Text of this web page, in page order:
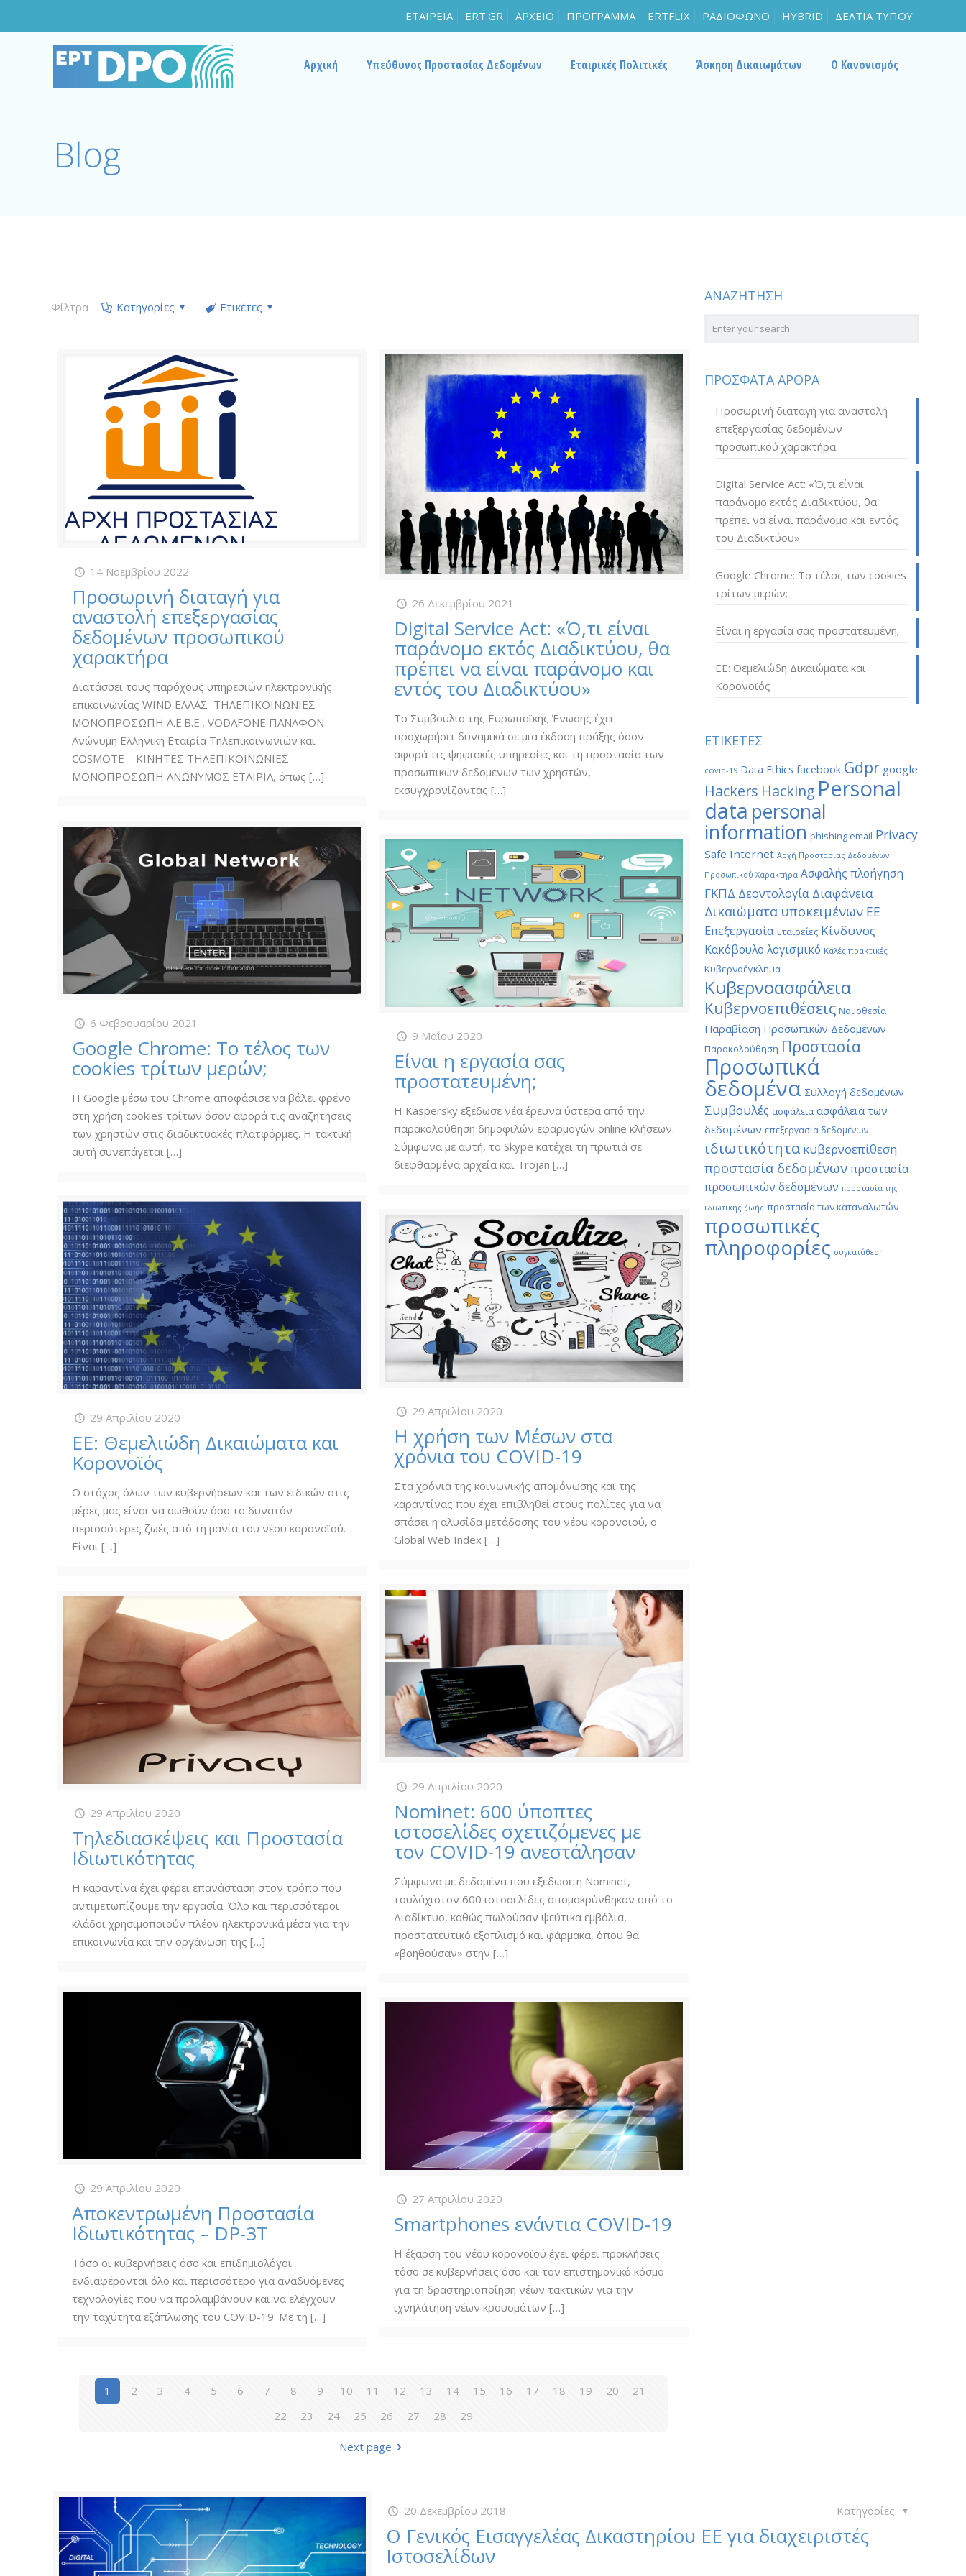
ΕΤΑΙΡΕΙΑ ERT.GR ΑΡΧΕΙΟ ΠΡΟΓΡΑΜΜΑ ERTFLIX ΡΑΔΙΟΦΩΝΟ HYBRID ΔΕΛΤΙΑ ΤΥΠΟΥ
Αρχική Υπεύθυνος Προστασίας Δεδομένων Εταιρικές Πολιτικές Άσκηση Δικαιωμάτων Ο Κανονισμός
Blog
Φίλτρα Κατηγορίες Ετικέτες
14 Νοεμβρίου 2022
Προσωρινή διαταγή για
αναστολή επεξεργασίας
δεδομένων προσωπικού
χαρακτήρα
Διατάσσει τους παρόχους υπηρεσιών ηλεκτρονικής
επικοινωνίας WIND ΕΛΛΑΣ ΤΗΛΕΠΙΚΟΙΝΩΝΙΕΣ
ΜΟΝΟΠΡΟΣΩΠΗ Α.Ε.Β.Ε., VODAFONE ΠΑΝΑΦΟΝ
Ανώνυμη Ελληνική Εταιρία Τηλεπικοινωνιών και
COSMOTE – ΚΙΝΗΤΕΣ ΤΗΛΕΠΙΚΟΙΝΩΝΙΕΣ
ΜΟΝΟΠΡΟΣΩΠΗ ΑΝΩΝΥΜΟΣ ΕΤΑΙΡΙΑ, όπως […]
26 Δεκεμβρίου 2021
Digital Service Act: «Ό,τι είναι
παράνομο εκτός Διαδικτύου, θα
πρέπει να είναι παράνομο και
εντός του Διαδικτύου»
Το Συμβούλιο της Ευρωπαϊκής Ένωσης έχει
προχωρήσει δυναμικά σε μια έκδοση πράξης όσον
αφορά τις ψηφιακές υπηρεσίες και τη προστασία των
προσωπικών δεδομένων των χρηστών,
εκσυγχρονίζοντας […]
6 Φεβρουαρίου 2021
Google Chrome: Το τέλος των
cookies τρίτων μερών;
Η Google μέσω του Chrome αποφάσισε να βάλει φρένο
στη χρήση cookies τρίτων όσον αφορά τις αναζητήσεις
των χρηστών στις διαδικτυακές πλατφόρμες. Η τακτική
αυτή συνεπάγεται […]
9 Μαΐου 2020
Είναι η εργασία σας
προστατευμένη;
Η Kaspersky εξέδωσε νέα έρευνα ύστερα από την
παρακολούθηση δημοφιλών εφαρμογών online κλήσεων.
Σύμφωνα με αυτή, το Skype κατέχει τη πρωτιά σε
διεφθαρμένα αρχεία και Trojan […]
29 Απριλίου 2020
ΕΕ: Θεμελιώδη Δικαιώματα και
Κορονοϊός
Ο στόχος όλων των κυβερνήσεων και των ειδικών στις
μέρες μας είναι να σωθούν όσο το δυνατόν
περισσότερες ζωές από τη μανία του νέου κορονοϊού.
Είναι […]
29 Απριλίου 2020
Η χρήση των Μέσων στα
χρόνια του COVID-19
Στα χρόνια της κοινωνικής απομόνωσης και της
καραντίνας που έχει επιβληθεί στους πολίτες για να
σπάσει η αλυσίδα μετάδοσης του νέου κορονοϊού, ο
Global Web Index […]
29 Απριλίου 2020
Nominet: 600 ύποπτες
ιστοσελίδες σχετιζόμενες με
τον COVID-19 ανεστάλησαν
Σύμφωνα με δεδομένα που εξέδωσε η Nominet,
τουλάχιστον 600 ιστοσελίδες απομακρύνθηκαν από το
Διαδίκτυο, καθώς πωλούσαν ψεύτικα εμβόλια,
προστατευτικό εξοπλισμό και φάρμακα, όπου θα
«βοηθούσαν» στην […]
29 Απριλίου 2020
Τηλεδιασκέψεις και Προστασία
Ιδιωτικότητας
Η καραντίνα έχει φέρει επανάσταση στον τρόπο που
αντιμετωπίζουμε την εργασία. Όλο και περισσότεροι
κλάδοι χρησιμοποιούν πλέον ηλεκτρονικά μέσα για την
επικοινωνία και την οργάνωση της […]
29 Απριλίου 2020
Αποκεντρωμένη Προστασία
Ιδιωτικότητας – DP-3T
Τόσο οι κυβερνήσεις όσο και επιδημιολόγοι
ενδιαφέρονται όλο και περισσότερο για αναδυόμενες
τεχνολογίες που να προλαμβάνουν και να ελέγχουν
την ταχύτητα εξάπλωσης του COVID-19. Με τη […]
27 Απριλίου 2020
Smartphones ενάντια COVID-19
Η έξαρση του νέου κορονοϊού έχει φέρει προκλήσεις
τόσο σε κυβερνήσεις όσο και τον επιστημονικό κόσμο
για τη δραστηριοποίηση νέων τακτικών για την
ιχνηλάτηση νέων κρουσμάτων […]
1 2 3 4 5 6 7 8 9 10 11 12 13 14 15 16 17 18 19 20
21
22
23 24 25 26 27 28 29
Next page
ΑΝΑΖΗΤΗΣΗ
ΠΡΟΣΦΑΤΑ ΑΡΘΡΑ
Προσωρινή διαταγή για αναστολή
επεξεργασίας δεδομένων
προσωπικού χαρακτήρα
Digital Service Act: «Ό,τι είναι
παράνομο εκτός Διαδικτύου, θα
πρέπει να είναι παράνομο και εντός
του Διαδικτύου»
Google Chrome: Το τέλος των cookies
τρίτων μερών;
Είναι η εργασία σας προστατευμένη;
ΕΕ: Θεμελιώδη Δικαιώματα και
Κορονοϊός
ΕΤΙΚΕΤΕΣ
covid-19 Data Ethics facebook Gdpr google
Hackers Hacking Personal
data personal
information phishing email Privacy
Safe Internet Αρχή Προστασίας Δεδομένων
Προσωπικού Χαρακτήρα Ασφαλής πλοήγηση
ΓΚΠΔ Δεοντολογία Διαφάνεια
Δικαιώματα υποκειμένων ΕΕ
Επεξεργασία Εταιρείες Κίνδυνος
Κακόβουλο λογισμικό Καλές πρακτικές
Κυβερνοέγκλημα
Κυβερνοασφάλεια
Κυβερνοεπιθέσεις Νομοθεσία
Παραβίαση Προσωπικών Δεδομένων
Παρακολούθηση Προστασία
Προσωπικά
δεδομένα Συλλογή δεδομένων
Συμβουλές ασφάλεια ασφάλεια των
δεδομένων επεξεργασία δεδομένων
ιδιωτικότητα κυβερνοεπίθεση
προστασία δεδομένωνπροστασία
προσωπικών δεδομένων προστασία της
ιδιωτικής ζωής προστασία των καταναλωτών
προσωπικές
πληροφορίες συγκατάθεση
20 Δεκεμβρίου 2018 Κατηγορίες
Ο Γενικός Εισαγγελέας Δικαστηρίου ΕΕ για διαχειριστές
Ιστοσελίδων